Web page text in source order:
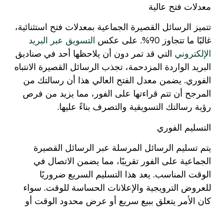
معدلات فتح عالية
تتميز الرسائل القصيرة الجماعية بمعدلات فتح استثنائية،
غالبًا ما تتجاوز 90%. على عكس
التسويق عبر البريد
الإلكتروني التي قد تمر دون أن يلاحظها أحد في صناديق
البريد الواردة المزدحمة، تجذب الرسائل القصيرة الانتباه
الفوري. يضمن معدل الفتح العالي هذا أن رسالتك من
المرجح أن تتم قراءتها على الفور، مما يزيد من فرص
رؤية رسالتك التسويقية والتصرف بناءً عليها.
التسليم الفوري
يتم تسليم الرسائل المرسلة عبر الرسائل القصيرة
الجماعية على الفور تقريبًا، مما يضمن الاتصال في
الوقت المناسب. يعد هذا التسليم السريع ضروريًا
للعروض الترويجية والإعلانات الحساسة للوقت. سواء
كان الأمر يتعلق ببيع سريع أو عرض محدود الوقت أو